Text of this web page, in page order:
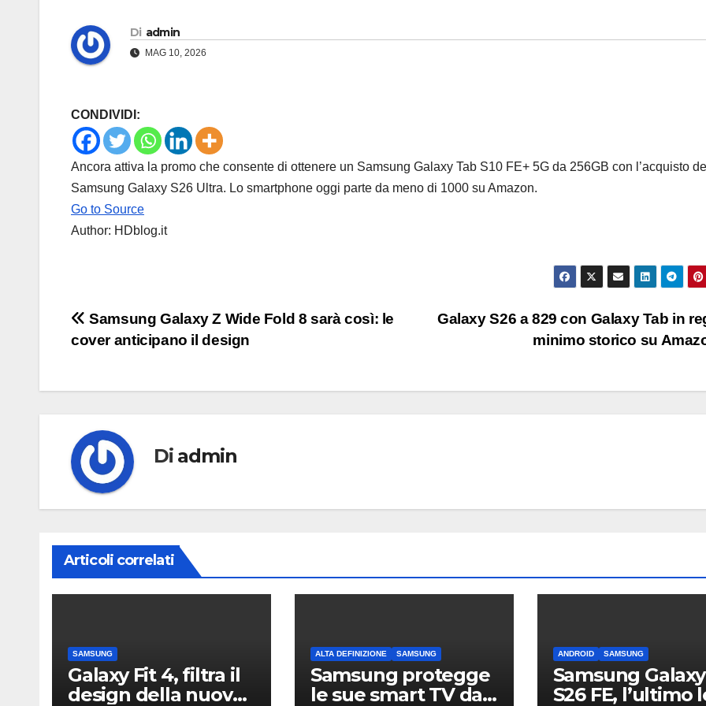
Di admin
MAG 10, 2026
CONDIVIDI:
Ancora attiva la promo che consente di ottenere un Samsung Galaxy Tab S10 FE+ 5G da 256GB con l’acquisto del
Samsung Galaxy S26 Ultra. Lo smartphone oggi parte da meno di 1000 su Amazon.
Go to Source
Author: HDblog.it
Navigazione
Galaxy S26 a 829 con Galaxy Tab in
minimo storico su
Samsung Galaxy Z Wide Fold 8 sarà così: le
cover anticipano il design
Di admin
Articoli correlati
SAMSUNG
Galaxy Fit 4, filtra il
design della nuova
ALTA DEFINIZIONE SAMSUNG
Samsung protegge
le sue smart TV dal
ANDROID SAMSUNG
Samsung Galaxy
S26 FE, l’ultimo
da 100